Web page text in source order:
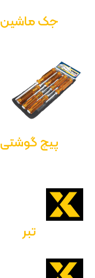
جک ماشین
پیچ گوشتی
تبر